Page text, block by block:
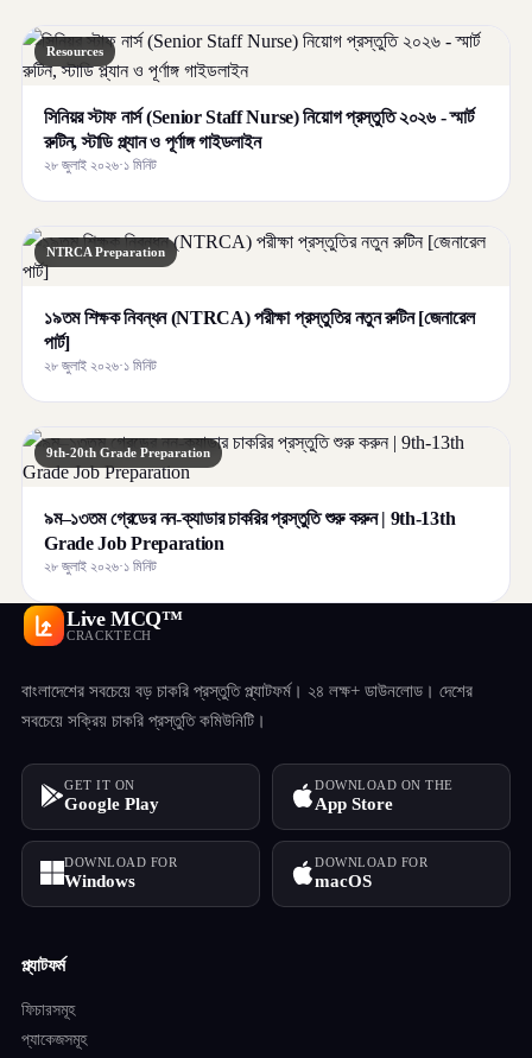
Resources
সিনিয়র স্টাফ নার্স (Senior Staff Nurse) নিয়োগ প্রস্তুতি ২০২৬ - স্মার্ট
রুটিন, স্টাডি প্ল্যান ও পূর্ণাঙ্গ গাইডলাইন
২৮ জুলাই ২০২৬·১ মিনিট
NTRCA Preparation
১৯তম শিক্ষক নিবন্ধন (NTRCA) পরীক্ষা প্রস্তুতির নতুন রুটিন [জেনারেল
পার্ট]
২৮ জুলাই ২০২৬·১ মিনিট
9th-20th Grade Preparation
৯ম–১৩তম গ্রেডের নন-ক্যাডার চাকরির প্রস্তুতি শুরু করুন | 9th-13th
Grade Job Preparation
২৮ জুলাই ২০২৬·১ মিনিট
Live MCQ™
CRACKTECH
বাংলাদেশের সবচেয়ে বড় চাকরি প্রস্তুতি প্ল্যাটফর্ম। ২৪ লক্ষ+ ডাউনলোড। দেশের
সবচেয়ে সক্রিয় চাকরি প্রস্তুতি কমিউনিটি।
GET IT ON
Google Play
DOWNLOAD ON THE
App Store
DOWNLOAD FOR
Windows
DOWNLOAD FOR
macOS
প্ল্যাটফর্ম
ফিচারসমূহ
প্যাকেজসমূহ